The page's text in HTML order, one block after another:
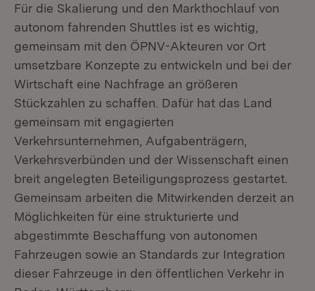
Für die Skalierung und den Markthochlauf von
autonom fahrenden Shuttles ist es wichtig,
gemeinsam mit den ÖPNV-Akteuren vor Ort
umsetzbare Konzepte zu entwickeln und bei der
Wirtschaft eine Nachfrage an größeren
Stückzahlen zu schaffen. Dafür hat das Land
gemeinsam mit engagierten
Verkehrsunternehmen, Aufgabenträgern,
Verkehrsverbünden und der Wissenschaft einen
breit angelegten Beteiligungsprozess gestartet.
Gemeinsam arbeiten die Mitwirkenden derzeit an
Möglichkeiten für eine strukturierte und
abgestimmte Beschaffung von autonomen
Fahrzeugen sowie an Standards zur Integration
dieser Fahrzeuge in den öffentlichen Verkehr in